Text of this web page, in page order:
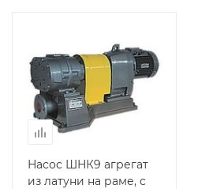
Насос ШНК9 агрегат
из латуни на раме, с